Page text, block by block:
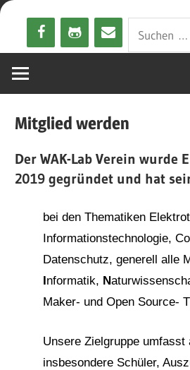
Zum
springen
Mitglied werden
Der WAK-Lab Verein wurde
2019 gegründet und hat
bei den Thematiken
Informationstechnologie,
Datenschutz, generell alle
Informatik, N
Maker- und Open Source-
Unsere Zielgruppe umfasst
insbesondere Schüler,